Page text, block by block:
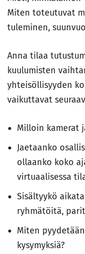
Miten toteutuvat
tuleminen,
Anna tilaa
kuulumisten
yhteisöllisyyden
vaikuttavat
Milloin kamerat
Jaetaanko
ollaanko koko
virtuaalisessa
Sisältyykö
ryhmätöitä,
Miten
kysymyksiä?